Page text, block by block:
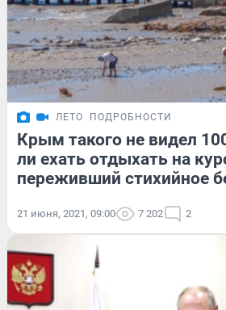
ЛЕТО ПОДРОБНОСТИ
Крым такого не видел
ли ехать отдыхать на
переживший стихийное
21 июня, 2021, 09:00 7 202 2